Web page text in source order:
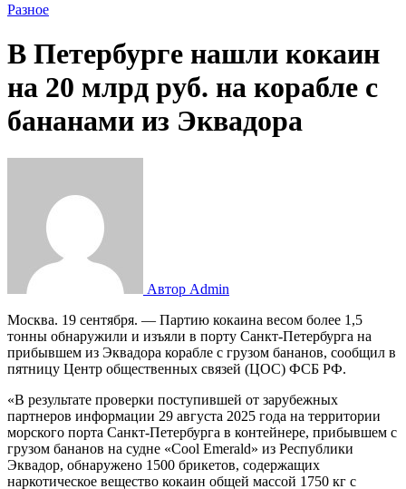
Разное
В Петербурге нашли кокаин
на 20 млрд руб. на корабле с
бананами из Эквадора
Автор Admin
Москва. 19 сентября. — Партию кокаина весом более 1,5
тонны обнаружили и изъяли в порту Санкт-Петербурга на
прибывшем из Эквадора корабле с грузом бананов, сообщил в
пятницу Центр общественных связей (ЦОС) ФСБ РФ.
«В результате проверки поступившей от зарубежных
партнеров информации 29 августа 2025 года на территории
морского порта Санкт-Петербурга в контейнере, прибывшем с
грузом бананов на судне «Cool Emerald» из Республики
Эквадор, обнаружено 1500 брикетов, содержащих
наркотическое вещество кокаин общей массой 1750 кг с